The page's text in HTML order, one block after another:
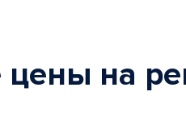
на